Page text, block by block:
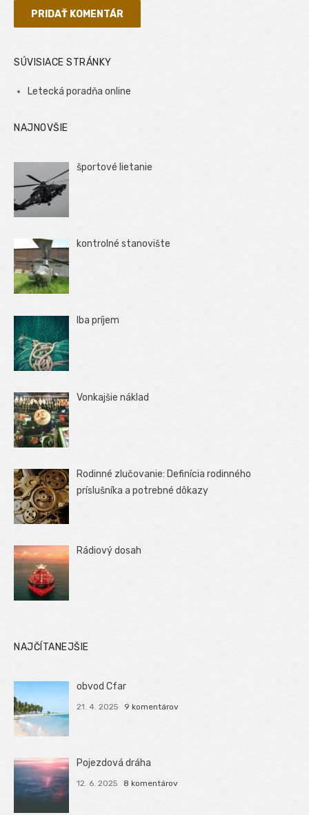
SÚVISIACE STRÁNKY
Letecká poradňa online
NAJNOVŠIE
športové lietanie
kontrolné stanovište
Iba príjem
Vonkajšie náklad
Rodinné zlučovanie: Definícia rodinného
príslušníka a potrebné dôkazy
Rádiový dosah
NAJČÍTANEJŠIE
obvod Cfar
21. 4. 2025 9 komentárov
Pojezdová dráha
12. 6. 2025 8 komentárov